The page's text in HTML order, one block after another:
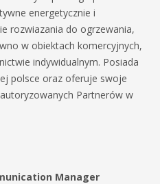
energetycznie i
rozwiazania do ogrzewania,
w obiektach komercyjnych,
indywidualnym. Posiada
polsce oraz oferuje swoje
Partnerów w
Manager